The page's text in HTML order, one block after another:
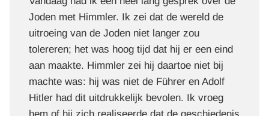
Joden met Himmler. Ik zei dat de wereld de
uitroeing van de Joden niet langer zou
tolereren; het was hoog tijd dat hij er een eind
aan maakte. Himmler zei hij daartoe niet bij
machte was: hij was niet de Führer en Adolf
Hitler had dit uitdrukkelijk bevolen. Ik vroeg
hem of hij zich realiseerde dat de geschiedenis